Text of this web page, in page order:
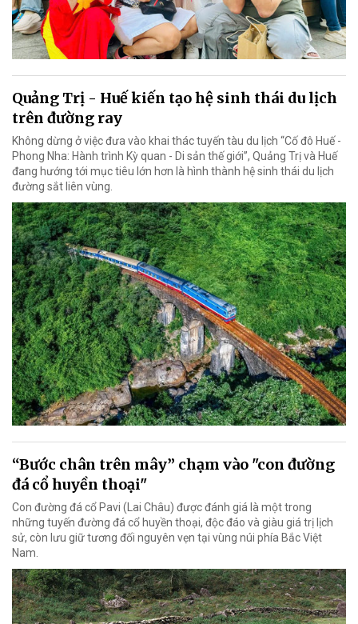
Quảng Trị - Huế kiến tạo hệ sinh thái du lịch
trên đường ray
Không dừng ở việc đưa vào khai thác tuyến tàu du lịch “Cố đô Huế -
Phong Nha: Hành trình Kỳ quan - Di sản thế giới”, Quảng Trị và Huế
đang hướng tới mục tiêu lớn hơn là hình thành hệ sinh thái du lịch
đường sắt liên vùng.
“Bước chân trên mây” chạm vào "con đường
đá cổ huyền thoại"
Con đường đá cổ Pavi (Lai Châu) được đánh giá là một trong
những tuyến đường đá cổ huyền thoại, độc đáo và giàu giá trị lịch
sử, còn lưu giữ tương đối nguyên vẹn tại vùng núi phía Bắc Việt
Nam.